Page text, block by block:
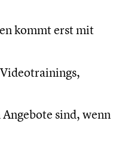
kommt erst mit
sind, wenn